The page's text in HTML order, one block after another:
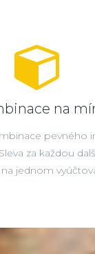
na
pevného
za každou
na jednom